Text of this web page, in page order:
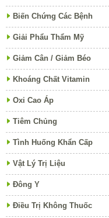
Biến Chứng Các Bệnh
Giải Phẩu Thẩm Mỹ
Giảm Cân / Giảm Béo
Khoáng Chất Vitamin
Oxi Cao Áp
Tiêm Chủng
Tình Huống Khẩn Cấp
Vật Lý Trị Liệu
Đông Y
Điều Trị Không Thuốc